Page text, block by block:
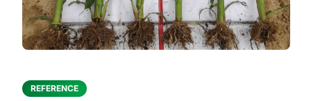
REFERENCE